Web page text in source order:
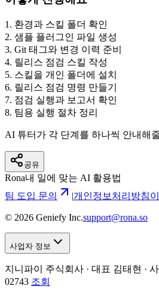
1 . 환경과 스킬 폴더 확인
2. 샘플 플러그인 파일 생성
3. Git 태그와 변경 이력 준비
4. 릴리스 점검 스킬 작성
5. 스킬을 개인 폴더에 설치
6. 릴리스 점검 명령 만들기
7. 점검 실행과 보고서 확인
8. 팀용 실행 절차 정리
AI 튜터가 각 단계를 하나씩 안내해
공유
Rona내 일에 맞는 AI 활용법
팀 도입 문의
|개인정보처리방침
© 2026 Geniefy Inc.support@rona.so
사업자 정보
지니파이 주식회사 · 대표 김태현 ·
02743 조회